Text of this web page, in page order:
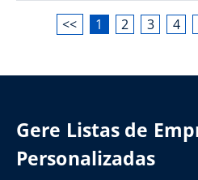
<< 1 2 3 4
Gere Listas de
Personalizadas